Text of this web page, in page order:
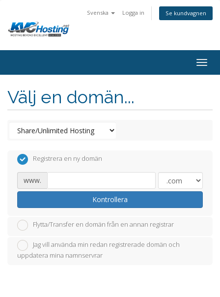
Svenska Logga in Se kundvagnen
Välj en domän...
Registrera en ny domän
www.
Kontrollera
Flytta/Transfer en domän från en annan registrar
Jag vill använda min redan registrerade domän och
uppdatera mina namnservrar